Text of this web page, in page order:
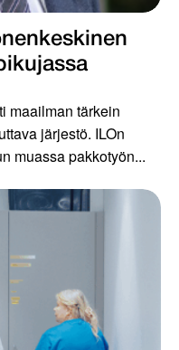
maailman tärkein
järjestö. ILOn
muassa pakkotyön...